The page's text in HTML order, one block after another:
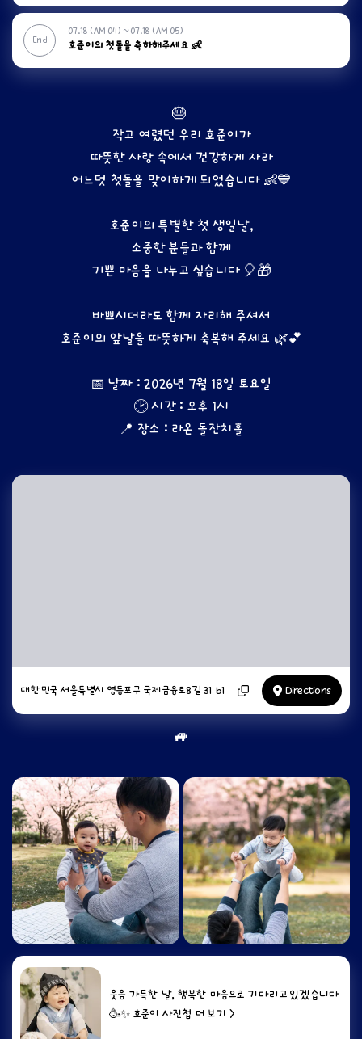
End
07.18 (AM 04) ~ 07.18 (AM 05)
호준이의 첫돌을 축하해주세요 👶
🎂
작고 여렸던 우리 호준이가
따뜻한 사랑 속에서 건강하게 자라
어느덧 첫돌을 맞이하게 되었습니다 👶💙
호준이의 특별한 첫 생일날,
소중한 분들과 함께
기쁜 마음을 나누고 싶습니다 🎈🎁
바쁘시더라도 함께 자리해 주셔서
호준이의 앞날을 따뜻하게 축복해 주세요 🌿💕
📅 날짜 : 2026년 7월 18일 토요일
🕑 시간 : 오후 1시
📍 장소 : 라온 돌잔치홀
대한민국 서울특별시 영등포구 국제금융로8길 31 b1 Directions
🚙
웃음 가득한 날, 행복한 마음으로 기다리고 있겠습니다
🥳✨ 호준이 사진첩 더 보기 >